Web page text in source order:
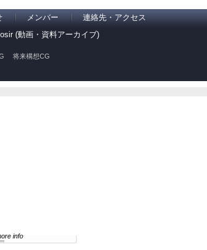
メンバー
連絡先・アクセス
(動画・資料アーカイブ)
将来構想CG
info